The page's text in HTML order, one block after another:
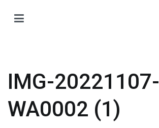
Inhalt
IMG-20221107-
WA0002 (1)